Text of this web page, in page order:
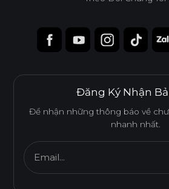
Đăng Ký Nhận
Để nhận những thông báo về
nhanh nhất.
Email...